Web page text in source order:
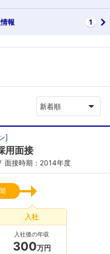
報 1
新着順
]
用面接
面接時期：2014年度
入社
入社後の年収
300万円